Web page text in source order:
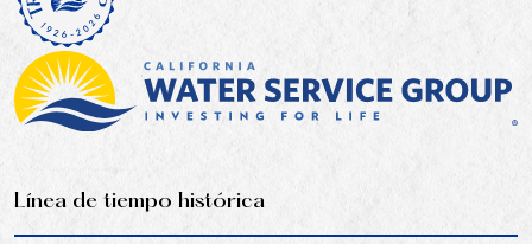
Línea de tiempo histórica